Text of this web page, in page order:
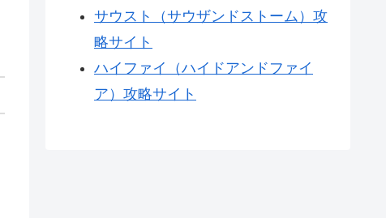
サウスト（サウザンドストーム）攻
略サイト
ハイファイ（ハイドアンドファイ
ア）攻略サイト